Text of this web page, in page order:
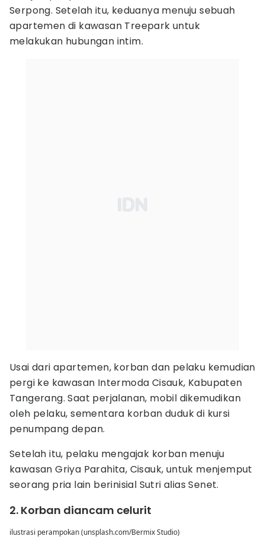
Serpong. Setelah itu, keduanya menuju sebuah
apartemen di kawasan Treepark untuk
melakukan hubungan intim.
Usai dari apartemen, korban dan pelaku kemudian
pergi ke kawasan Intermoda Cisauk, Kabupaten
Tangerang. Saat perjalanan, mobil dikemudikan
oleh pelaku, sementara korban duduk di kursi
penumpang depan.
Setelah itu, pelaku mengajak korban menuju
kawasan Griya Parahita, Cisauk, untuk menjemput
seorang pria lain berinisial Sutri alias Senet.
2. Korban diancam celurit
ilustrasi perampokan (unsplash.com/Bermix Studio)